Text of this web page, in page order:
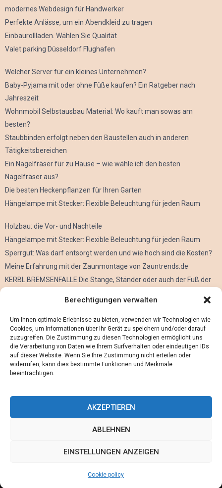
Berechtigungen verwalten
Um Ihnen optimale Erlebnisse zu bieten, verwenden wir Technologien wie
Cookies, um Informationen über Ihr Gerät zu speichern und/oder darauf
zuzugreifen. Die Zustimmung zu diesen Technologien ermöglicht uns
die Verarbeitung von Daten wie Ihrem Surfverhalten oder eindeutigen IDs
auf dieser Website. Wenn Sie Ihre Zustimmung nicht erteilen oder
widerrufen, kann dies bestimmte Funktionen und Merkmale
beeinträchtigen.
AKZEPTIEREN
ABLEHNEN
EINSTELLUNGEN ANZEIGEN
Cookie policy
modernes Webdesign für Handwerker
Perfekte Anlässe, um ein Abendkleid zu tragen
Einbaurollladen. Wählen Sie Qualität
Valet parking Düsseldorf Flughafen
Welcher Server für ein kleines Unternehmen?
Baby-Pyjama mit oder ohne Füße kaufen? Ein Ratgeber nach
Jahreszeit
Wohnmobil Selbstausbau Material: Wo kauft man sowas am
besten?
Staubbinden erfolgt neben den Baustellen auch in anderen
Tätigkeitsbereichen
Ein Nagelfräser für zu Hause – wie wähle ich den besten
Nagelfräser aus?
Die besten Heckenpflanzen für Ihren Garten
Hängelampe mit Stecker: Flexible Beleuchtung für jeden Raum
Holzbau: die Vor- und Nachteile
Hängelampe mit Stecker: Flexible Beleuchtung für jeden Raum
Sperrgut: Was darf entsorgt werden und wie hoch sind die Kosten?
Meine Erfahrung mit der Zaunmontage von Zauntrends.de
KERBL BREMSENFALLE Die Stange, Ständer oder auch der Fuß der
Alles über Metall Schleifen
Contact